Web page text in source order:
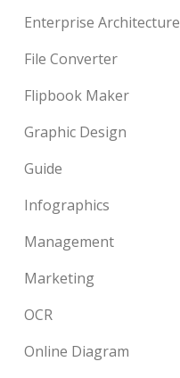
Enterprise Architecture
File Converter
Flipbook Maker
Graphic Design
Guide
Infographics
Management
Marketing
OCR
Online Diagram